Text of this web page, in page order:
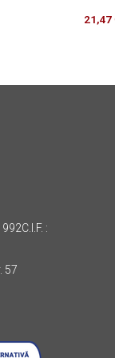
21,47
:
57